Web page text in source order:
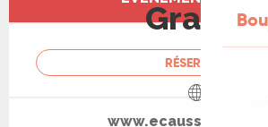
Gratuit
RÉSERVER